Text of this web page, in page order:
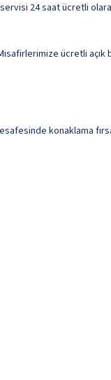
24 saat ücretli
ücretli açık
konaklama